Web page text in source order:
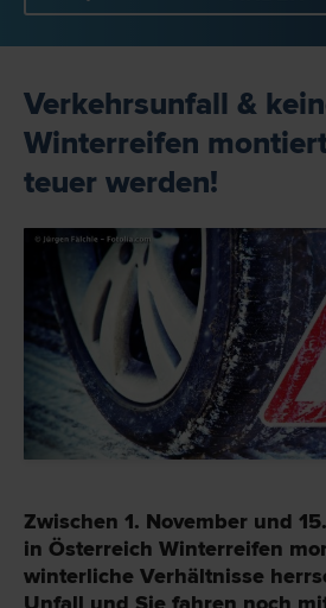
Verkehrsunfall &
Winterreifen
teuer werden!
Zwischen 1. November und
in Österreich Winterreifen
winterliche Verhältnisse